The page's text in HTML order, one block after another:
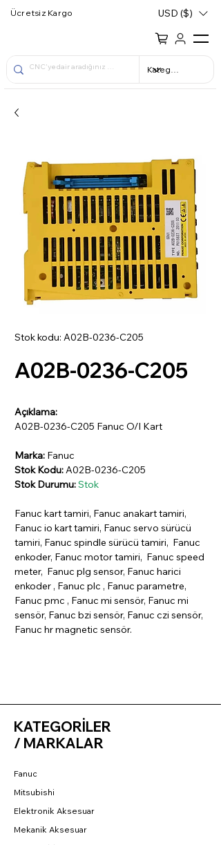
Ücretsiz Kargo USD ($)
Stok kodu: A02B-0236-C205
A02B-0236-C205
Açıklama:
A02B-0236-C205 Fanuc O/I Kart
Marka: Fanuc
Stok Kodu:A02B-0236-C205
Stok Durumu:Stok
Fanuc kart tamiri, Fanuc anakart tamiri,
Fanuc io kart tamiri, Fanuc servo sürücü
tamiri, Fanuc spindle sürücü tamiri, Fanuc
enkoder, Fanuc motor tamiri, Fanuc speed
meter, Fanuc plg sensor, Fanuc harici
enkoder , Fanuc plc , Fanuc parametre,
Fanuc pmc , Fanuc mi sensör, Fanuc mi
sensör, Fanuc bzi sensör, Fanuc czi sensör,
Fanuc hr magnetic sensör.
KATEGORİLER
/ MARKALAR
Fanuc
Mitsubishi
Elektronik Aksesuar
Mekanik Aksesuar